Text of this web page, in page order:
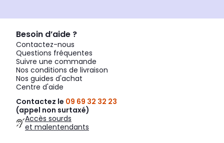
Besoin d’aide ?
Contactez-nous
Questions fréquentes
Suivre une commande
Nos conditions de livraison
Nos guides d'achat
Centre d'aide
Contactez le 09 69 32 32 23
(appel non surtaxé)
Accès sourds
et malentendants